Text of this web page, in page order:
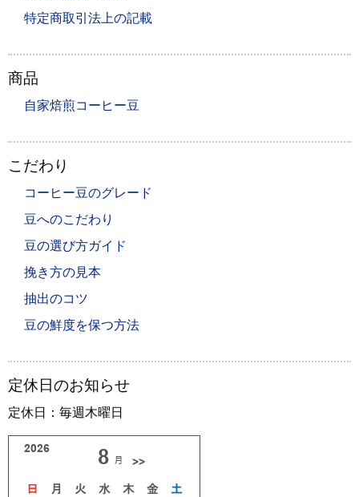
特定商取引法上の記載
商品
自家焙煎コーヒー豆
こだわり
コーヒー豆のグレード
豆へのこだわり
豆の選び方ガイド
挽き方の見本
抽出のコツ
豆の鮮度を保つ方法
定休日のお知らせ
定休日：毎週木曜日